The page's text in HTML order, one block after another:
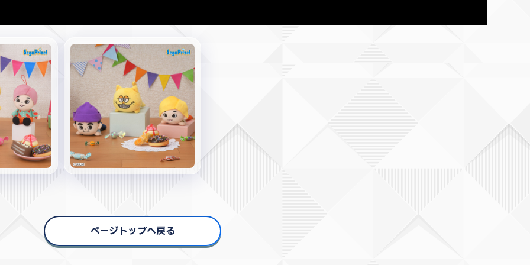
ページトップへ戻る